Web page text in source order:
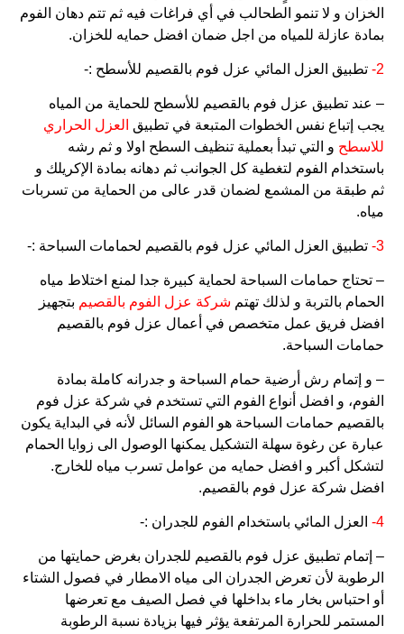
الخزان و لا تنمو الطحالب في أي فراغات فيه ثم تتم دهان الفوم
بمادة عازلة للمياه من اجل ضمان افضل حمايه للخزان.
2- تطبيق العزل المائي عزل فوم بالقصيم للأسطح :-
– عند تطبيق عزل فوم بالقصيم للأسطح للحماية من المياه
يجب إتباع نفس الخطوات المتبعة في تطبيق العزل الحراري
للاسطح و التي تبدأ بعملية تنظيف السطح اولا و ثم رشه
باستخدام الفوم لتغطية كل الجوانب ثم دهانه بمادة الإكريلك و
ثم طبقة من المشمع لضمان قدر عالى من الحماية من تسربات
مياه.
3- تطبيق العزل المائي عزل فوم بالقصيم لحمامات السباحة :-
– تحتاج حمامات السباحة لحماية كبيرة جدا لمنع اختلاط مياه
الحمام بالتربة و لذلك تهتم شركة عزل الفوم بالقصيم بتجهيز
افضل فريق عمل متخصص في أعمال عزل فوم بالقصيم
حمامات السباحة.
– و إتمام رش أرضية حمام السباحة و جدرانه كاملة بمادة
الفوم، و افضل أنواع الفوم التي تستخدم في شركة عزل فوم
بالقصيم حمامات السباحة هو الفوم السائل لأنه في البداية يكون
عبارة عن رغوة سهلة التشكيل يمكنها الوصول الى زوايا الحمام
لتشكل أكبر و افضل حمايه من عوامل تسرب مياه للخارج.
افضل شركة عزل فوم بالقصيم.
4- العزل المائي باستخدام الفوم للجدران :-
– إتمام تطبيق عزل فوم بالقصيم للجدران بغرض حمايتها من
الرطوبة لأن تعرض الجدران الى مياه الامطار في فصول الشتاء
أو احتباس بخار ماء بداخلها في فصل الصيف مع تعرضها
المستمر للحرارة المرتفعة يؤثر فيها بزيادة نسبة الرطوبة